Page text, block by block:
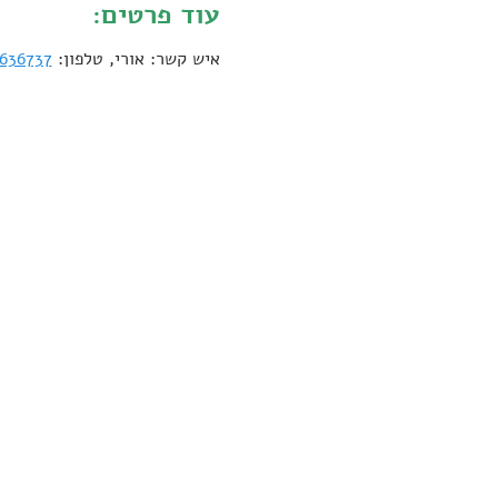
עוד פרטים:
איש קשר: אורי, טלפון: